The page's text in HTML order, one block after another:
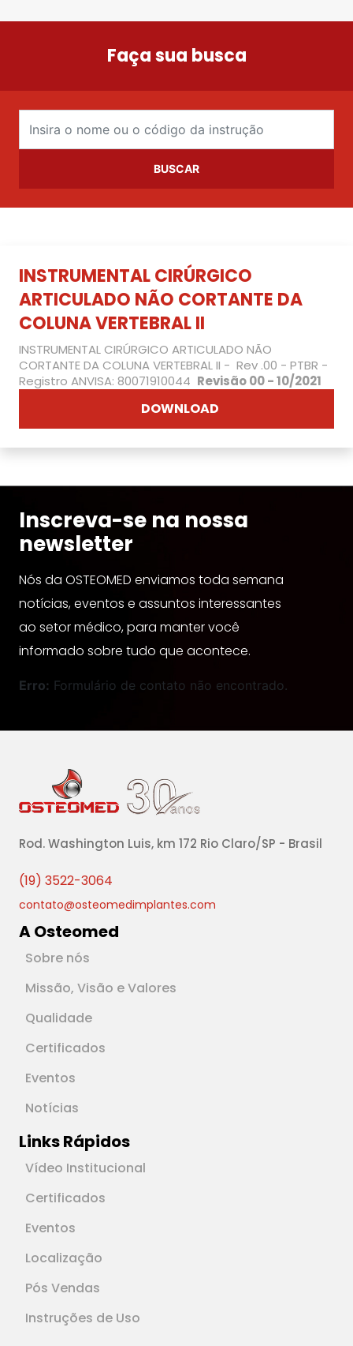
Faça sua busca
BUSCAR
INSTRUMENTAL CIRÚRGICO
ARTICULADO NÃO CORTANTE DA
COLUNA VERTEBRAL II
INSTRUMENTAL CIRÚRGICO ARTICULADO NÃO
CORTANTE DA COLUNA VERTEBRAL II - Rev .00 - PTBR -
Registro ANVISA: 80071910044 Revisão 00 - 10/2021
DOWNLOAD
Inscreva-se na nossa
newsletter
Nós da OSTEOMED enviamos toda semana
notícias, eventos e assuntos interessantes
ao setor médico, para manter você
informado sobre tudo que acontece.
Erro: Formulário de contato não encontrado.
Rod. Washington Luis, km 172 Rio Claro/SP - Brasil
(19) 3522-3064
contato@osteomedimplantes.com
A Osteomed
Sobre nós
Missão, Visão e Valores
Qualidade
Certificados
Eventos
Notícias
Links Rápidos
Vídeo Institucional
Certificados
Eventos
Localização
Pós Vendas
Instruções de Uso